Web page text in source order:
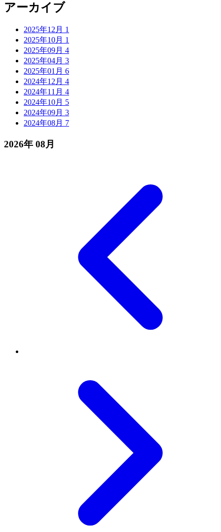
アーカイブ
2025年12月 1
2025年10月 1
2025年09月 4
2025年04月 3
2025年01月 6
2024年12月 4
2024年11月 4
2024年10月 5
2024年09月 3
2024年08月 7
2026年 08月